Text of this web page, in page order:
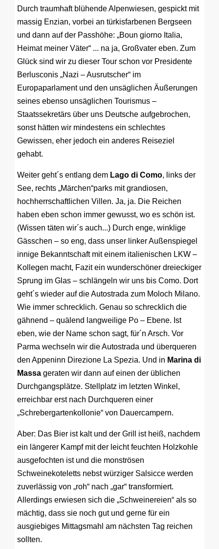
Durch traumhaft blühende Alpenwiesen, gespickt mit
massig Enzian, vorbei an türkisfarbenen Bergseen
und dann auf der Passhöhe: „Boun giorno Italia,
Heimat meiner Väter“ ... na ja, Großvater eben. Zum
Glück sind wir zu dieser Tour schon vor Presidente
Berlusconis „Nazi – Ausrutscher“ im
Europaparlament und den unsäglichen Äußerungen
seines ebenso unsäglichen Tourismus –
Staatssekretärs über uns Deutsche aufgebrochen,
sonst hätten wir mindestens ein schlechtes
Gewissen, eher jedoch ein anderes Reiseziel
gehabt.
Weiter geht´s entlang dem Lago di Como, links der
See, rechts „Märchen“parks mit grandiosen,
hochherrschaftlichen Villen. Ja, ja. Die Reichen
haben eben schon immer gewusst, wo es schön ist.
(Wissen täten wir´s auch...) Durch enge, winklige
Gässchen – so eng, dass unser linker Außenspiegel
innige Bekanntschaft mit einem italienischen LKW –
Kollegen macht, Fazit ein wunderschöner dreieckiger
Sprung im Glas – schlängeln wir uns bis Como. Dort
geht´s wieder auf die Autostrada zum Moloch Milano.
Wie immer schrecklich. Genau so schrecklich die
gähnend – quälend langweilige Po – Ebene. Ist
eben, wie der Name schon sagt, für´n Arsch. Vor
Parma wechseln wir die Autostrada und überqueren
den Appeninn Direzione La Spezia. Und in Marina di
Massa geraten wir dann auf einen der üblichen
Durchgangsplätze. Stellplatz im letzten Winkel,
erreichbar erst nach Durchqueren einer
„Schrebergartenkollonie“ von Dauercampern.
Aber: Das Bier ist kalt und der Grill ist heiß, nachdem
ein längerer Kampf mit der leicht feuchten Holzkohle
ausgefochten ist und die monströsen
Schweinekoteletts nebst würziger Salsicce werden
zuverlässig von „roh“ nach „gar“ transformiert.
Allerdings erwiesen sich die „Schweinereien“ als so
mächtig, dass sie noch gut und gerne für ein
ausgiebiges Mittagsmahl am nächsten Tag reichen
sollten.